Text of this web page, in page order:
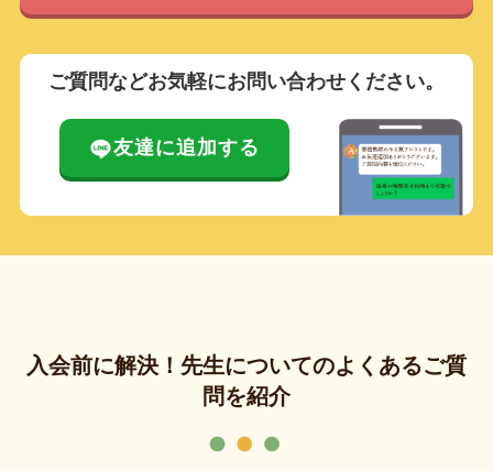
ご質問などお気軽にお問い合わせください。
友達に追加する
入会前に解決！先生についてのよくあるご質
問を紹介